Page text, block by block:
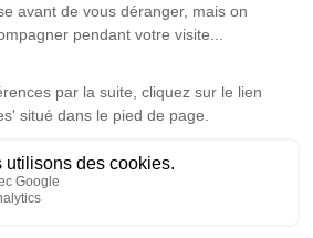
Marmajou Rue Diane d'Andouins –